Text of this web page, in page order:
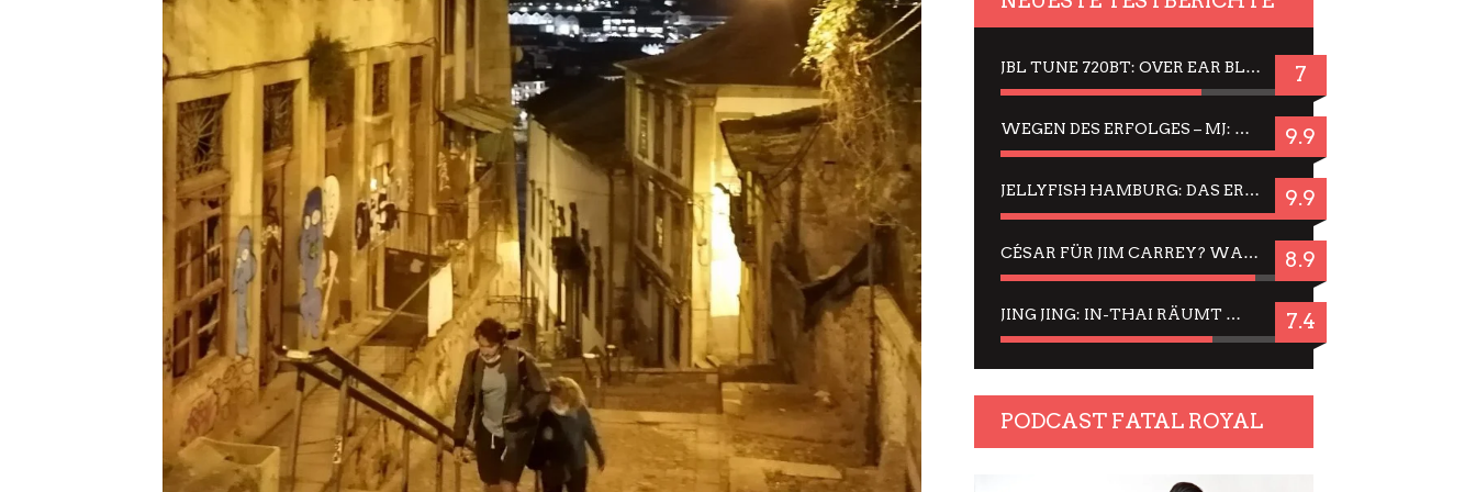
JBL TUNE 720BT: OVER EAR BLUETOOTH KOPFHÖRER UM DIE 50,-€ IM DAUER-TEST 7
WEGEN DES ERFOLGES – MJ: MICHAEL JACKSON MUSICAL IN EINER MATINEE SEHEN 9.9
JELLYFISH HAMBURG: DAS ERFOLGREICHE SOMMER-MENÜ 2025 IN GEFÜHLEN UND BILDERN 9.9
CÉSAR FÜR JIM CARREY? WARUM DAS EINER DER NERVIGSTEN ACTORS IST UND BLEIBT 8.9
JING JING: IN-THAI RÄUMT WIEDER TITEL AB – EIN ZWEI-STUNDEN-ERLEBNISBERICHT 7.4
PODCAST FATAL ROYAL